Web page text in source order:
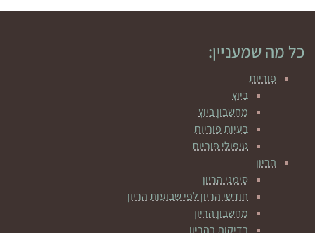
כל מה שמעניין:
פוריות
ביוץ
מחשבון ביוץ
בעיות פוריות
טיפולי פוריות
הריון
סימני הריון
חודשי הריון לפי שבועות הריון
מחשבון הריון
בדיקות בהריון